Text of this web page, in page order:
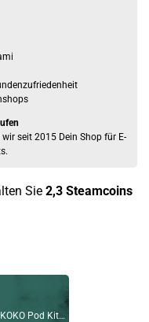
seit 2015 Dein Shop für E-
Sie 2,3 Steamcoins
Pod Kit Grün